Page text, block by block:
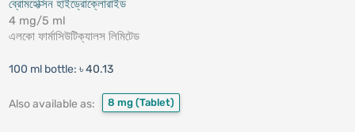
ব্রোমহেক্সিন হাইড্রোক্লোরাইড
4 mg/5 ml
এলকো ফার্মাসিউটিক্যালস লিমিটেড
100 ml bottle: ৳ 40.13
Also available as: 8 mg (Tablet)